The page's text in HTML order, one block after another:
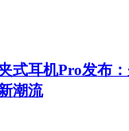
式耳机Pro发布
潮流